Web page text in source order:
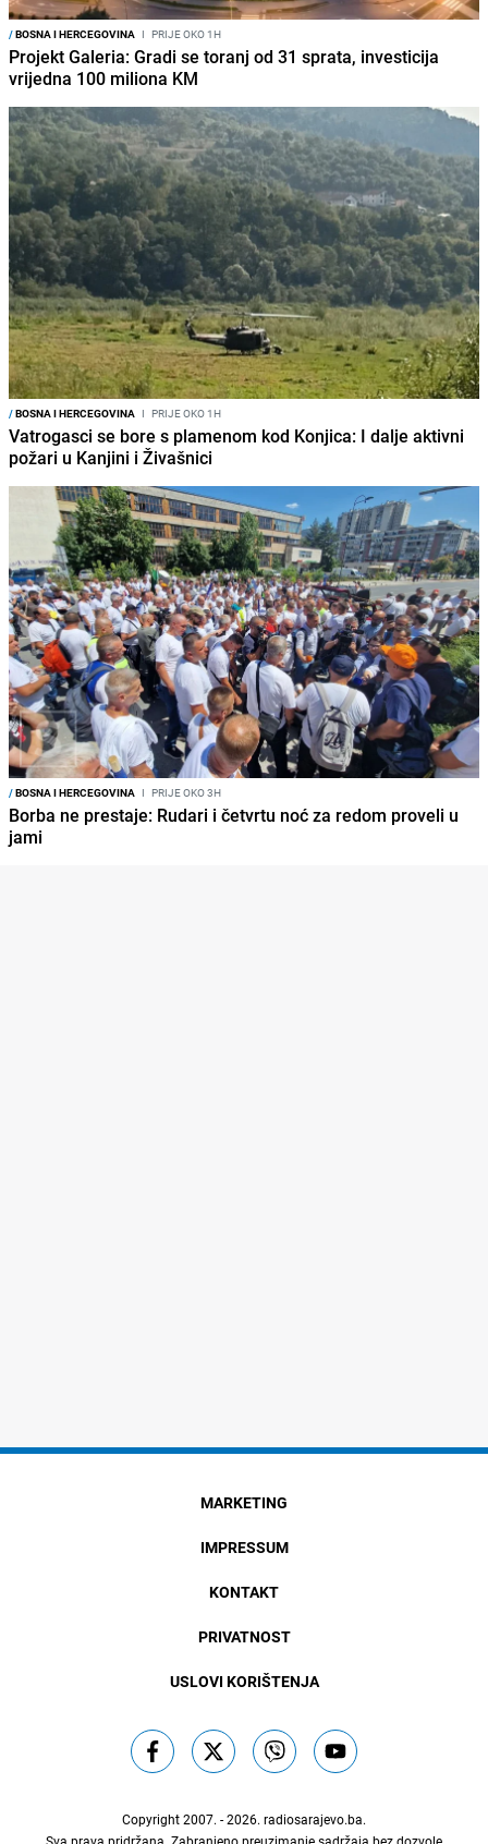
/BOSNA I HERCEGOVINA I PRIJE OKO 1H
Projekt Galeria: Gradi se toranj od 31 sprata, investicija
vrijedna 100 miliona KM
/BOSNA I HERCEGOVINA I PRIJE OKO 1H
Vatrogasci se bore s plamenom kod Konjica: I dalje aktivni
požari u Kanjini i Živašnici
/BOSNA I HERCEGOVINA I PRIJE OKO 3H
Borba ne prestaje: Rudari i četvrtu noć za redom proveli u
jami
MARKETING
IMPRESSUM
KONTAKT
PRIVATNOST
USLOVI KORIŠTENJA
Copyright 2007. - 2026. radiosarajevo.ba.